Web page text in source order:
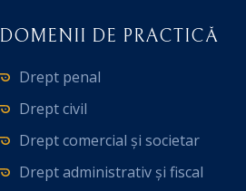
DOMENII DE PRACTICĂ
Drept penal
Drept civil
Drept comercial și societar
Drept administrativ și fiscal